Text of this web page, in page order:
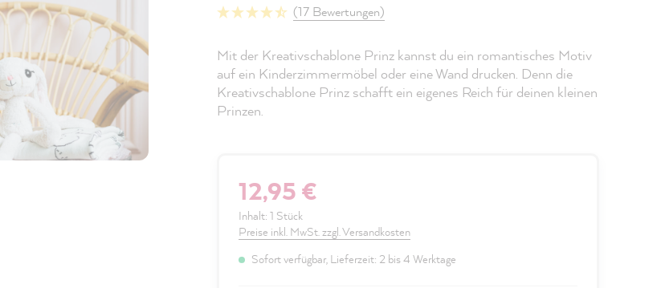
(17 Bewertungen)
Mit der Kreativschablone Prinz kannst du ein romantisches Motiv
auf ein Kinderzimmermöbel oder eine Wand drucken. Denn die
Kreativschablone Prinz schafft ein eigenes Reich für deinen kleinen
Prinzen.
12,95 €
Inhalt: 1 Stück
Preise inkl. MwSt. zzgl. Versandkosten
Sofort verfügbar, Lieferzeit: 2 bis 4 Werktage